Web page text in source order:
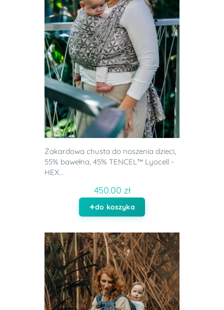
Żakardowa chusta do noszenia dzieci,
55% bawełna, 45% TENCEL™ Lyocell -
HEX...
450.00 zł
do koszyka